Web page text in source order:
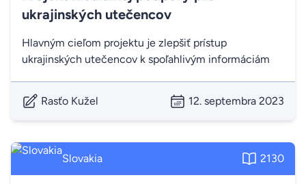
ukrajinských utečencov
Hlavným cieľom projektu je zlepšiť prístup
ukrajinských utečencov k spoľahlivým informáciám
Rasťo Kužel 12. septembra 2023
Slovakia 2130